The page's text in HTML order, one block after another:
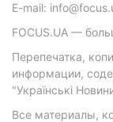
E-mail:
FOCUS.UA —
Перепечатка,
информации,
"Українські
Все материалы,